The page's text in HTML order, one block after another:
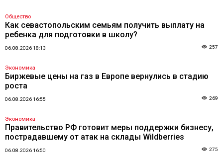
Общество
Как севастопольским семьям получить выплату на
ребенка для подготовки в школу?
06.08.2026 18:13 257
Экономика
Биржевые цены на газ в Европе вернулись в стадию
роста
06.08.2026 16:55 269
Экономика
Правительство РФ готовит меры поддержки бизнесу,
пострадавшему от атак на склады Wildberries
06.08.2026 16:50 275